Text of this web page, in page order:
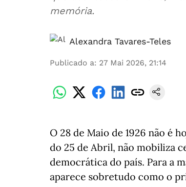
memória.
Alexandra Tavares-Teles
Publicado a: 27 Mai 2026, 21:14
O 28 de Maio de 1926 não é
do 25 de Abril, não mobiliza
democrática do país. Para a
aparece sobretudo como o